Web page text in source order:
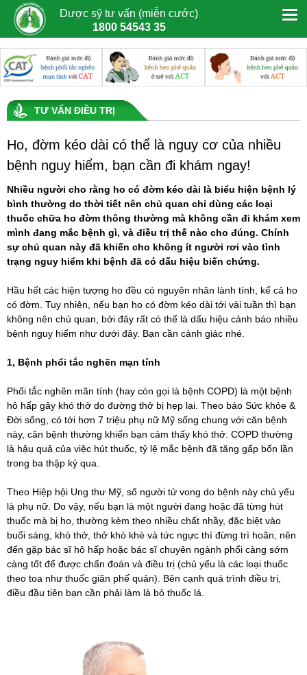
Dược sỹ tư vấn (miễn cước)
1800 54543 35
TƯ VẤN ĐIỀU TRỊ
Ho, đờm kéo dài có thể là nguy cơ của nhiều
bệnh nguy hiểm, bạn cần đi khám ngay!
Nhiều người cho rằng ho có đờm kéo dài là biểu hiện bệnh lý
bình thường do thời tiết nên chủ quan chỉ dùng các loại
thuốc chữa ho đờm thông thường mà không cần đi khám xem
mình đang mắc bệnh gì, và điều trị thế nào cho đúng. Chính
sự chủ quan này đã khiến cho không ít người rơi vào tình
trạng nguy hiểm khi bệnh đã có dấu hiệu biến chứng.
Hầu hết các hiện tượng ho đều có nguyên nhân lành tính, kể cả ho
có đờm. Tuy nhiên, nếu bạn ho có đờm kéo dài tới vài tuần thì bạn
không nên chủ quan, bởi đây rất có thể là dấu hiệu cảnh báo nhiều
bệnh nguy hiểm như dưới đây. Bạn cần cảnh giác nhé.
1, Bệnh phổi tắc nghẽn mạn tính
Phổi tắc nghẽn mãn tính (hay còn gọi là bệnh COPD) là một bệnh
hô hấp gây khó thở do đường thở bị hẹp lại. Theo báo Sức khỏe &
Đời sống, có tới hơn 7 triệu phụ nữ Mỹ sống chung với căn bệnh
này, căn bệnh thường khiến bạn cảm thấy khó thở. COPD thường
là hậu quả của việc hút thuốc, tỷ lệ mắc bệnh đã tăng gấp bốn lần
trong ba thập kỷ qua.
Theo Hiệp hội Ung thư Mỹ, số người tử vong do bệnh này chủ yếu
là phụ nữ. Do vậy, nếu bạn là một người đang hoặc đã từng hút
thuốc mà bị ho, thường kèm theo nhiều chất nhầy, đặc biệt vào
buổi sáng, khó thở, thở khò khè và tức ngực thì đừng trì hoãn, nên
đến gặp bác sĩ hô hấp hoặc bác sĩ chuyên ngành phổi càng sớm
càng tốt để được chẩn đoán và điều trị (chủ yếu là các loại thuốc
theo toa như thuốc giãn phế quản). Bên cạnh quá trình điều trị,
điều đầu tiên bạn cần phải làm là bỏ thuốc lá.